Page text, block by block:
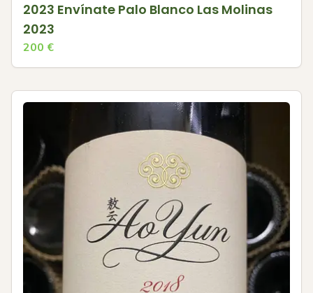
2023 Envínate Palo Blanco Las Molinas
2023
200 €